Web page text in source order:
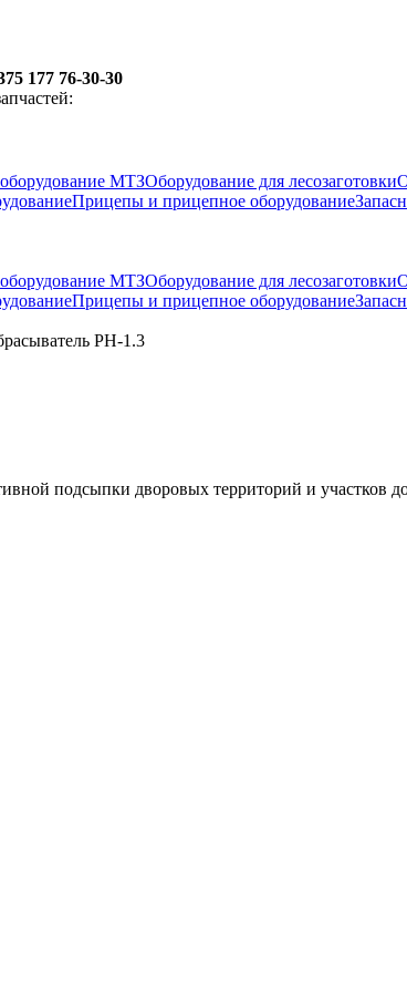
177 76-30-30
МТЗОборудование для лесозаготовки
Прицепы и прицепное оборудование
МТЗОборудование для лесозаготовки
Прицепы и прицепное оборудование
РН-1.3
подсыпки дворовых территорий и участков